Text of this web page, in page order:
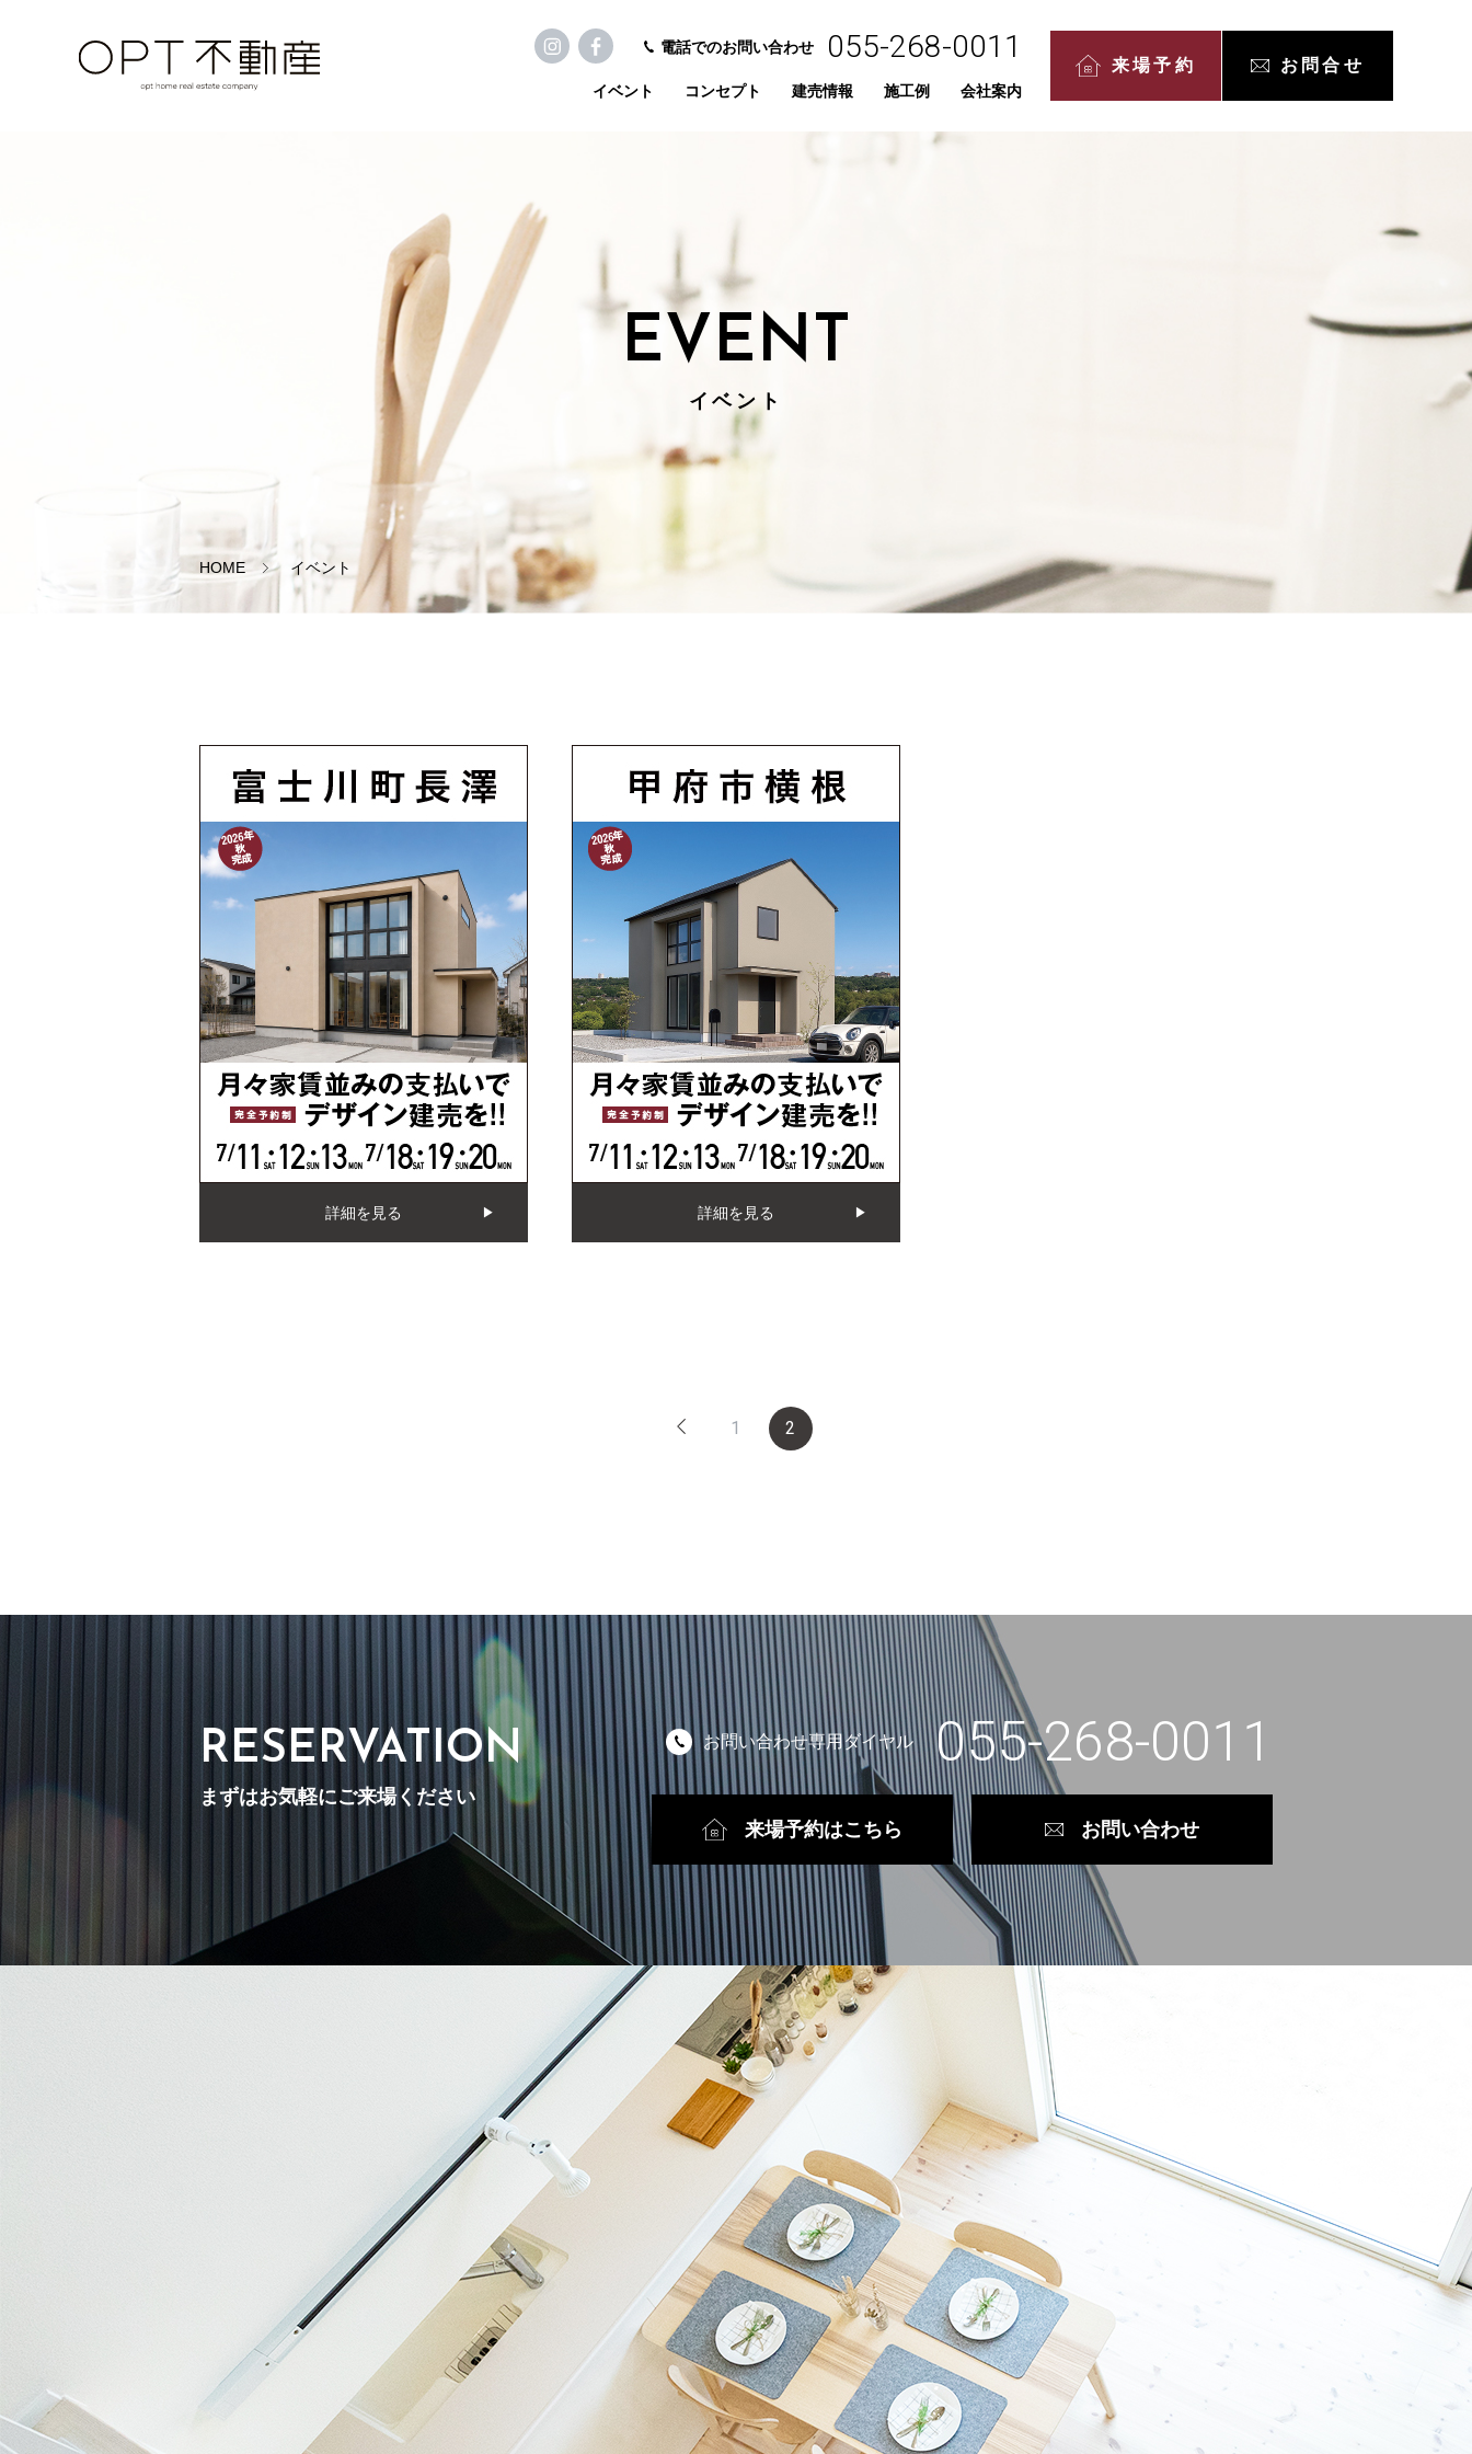
電話でのお問い合わせ 055-268-0011
イベント コンセプト 建売情報 施工例 会社案内
来場予約 お問合せ
EVENT
イベント
HOME イベント
詳細を見る 詳細を見る
1 2
RESERVATION
まずはお気軽にご来場ください
お問い合わせ専用ダイヤル 055-268-0011
来場予約はこちら お問い合わせ